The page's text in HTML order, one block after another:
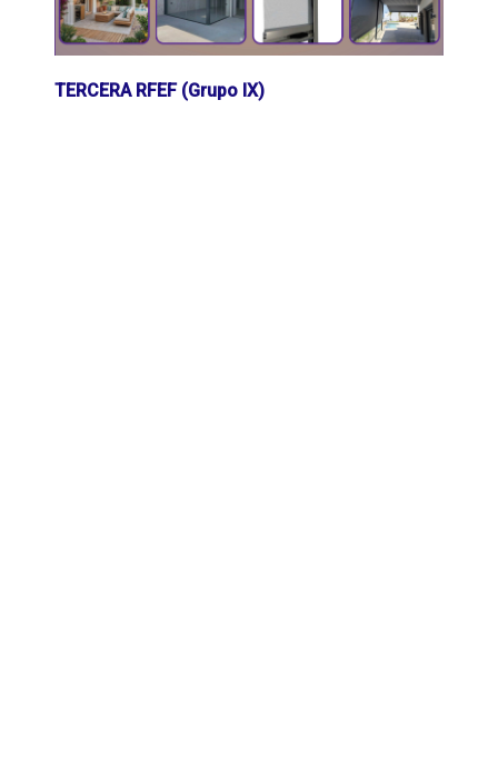
TERCERA RFEF (Grupo IX)